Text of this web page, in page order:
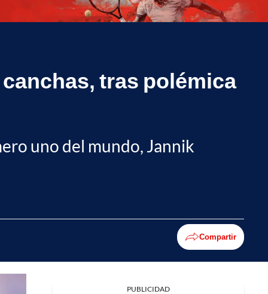
tras polémica
uno del mundo, Jannik
Compartir
PUBLICIDAD